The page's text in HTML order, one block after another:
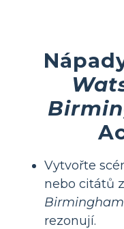
Vytvořte
nebo citátů z
Birmingham
rezonují.